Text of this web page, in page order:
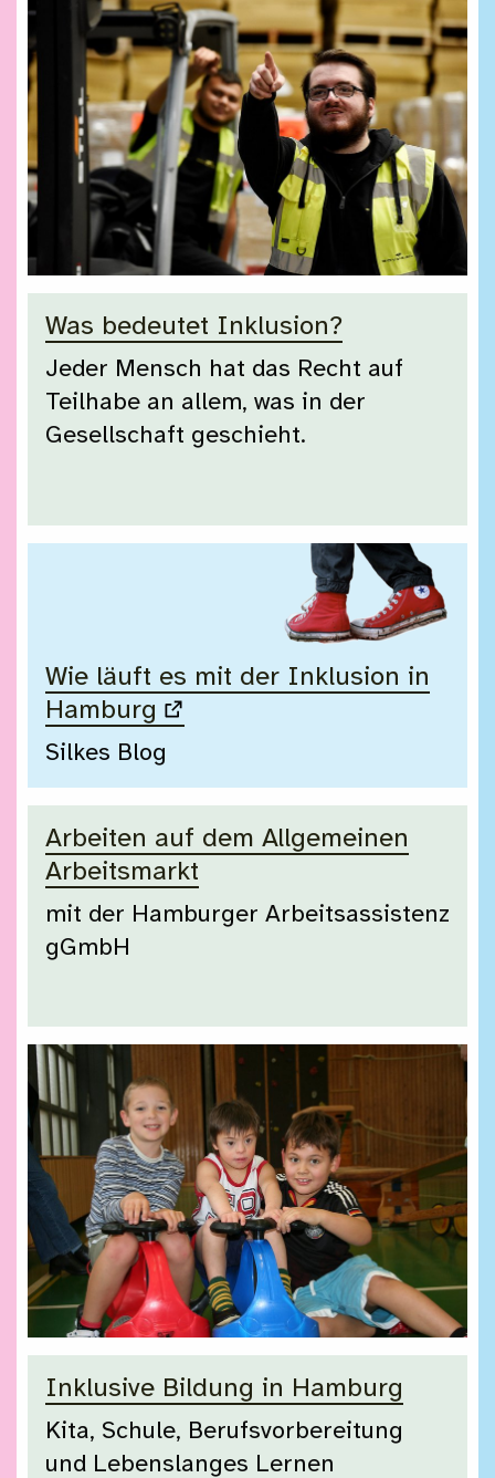
Was bedeutet Inklusion?
Jeder Mensch hat das Recht auf
Teilhabe an allem, was in der
Gesellschaft geschieht.
Wie läuft es mit der Inklusion in
Hamburg
Silkes Blog
Arbeiten auf dem Allgemeinen
Arbeitsmarkt
mit der Hamburger Arbeitsassistenz
gGmbH
Inklusive Bildung in Hamburg
Kita, Schule, Berufsvorbereitung
und Lebenslanges Lernen